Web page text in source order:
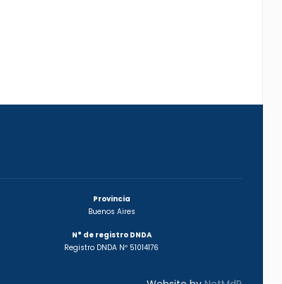
Provincia
Buenos Aires
N° de registro DNDA
Registro DNDA Nº 51014176